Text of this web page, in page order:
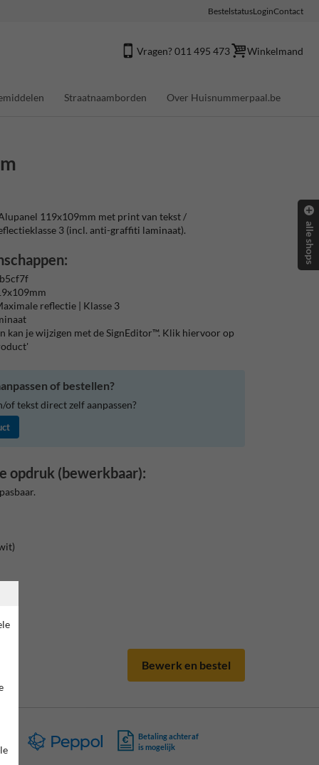
BestelstatusLoginContact
Vragen? 011 495 473 Winkelmand
Straatnaamborden Over Huisnummerpaal.be
119x109mm met print van tekst /
3 (incl. anti-graffiti laminaat).
reflectie | Klasse 3
kan je wijzigen met de SignEditor™. Klik hiervoor op
of bestellen?
of tekst direct zelf aanpassen?
opdruk (bewerkbaar):
Bewerk en bestel
Betaling achteraf
is mogelijk
alle shops